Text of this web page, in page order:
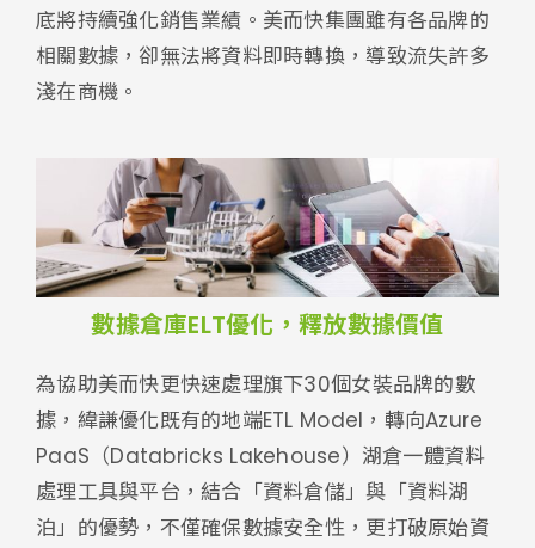
底將持續強化銷售業績。美而快集團雖有各品牌的
相關數據，卻無法將資料即時轉換，導致流失許多
淺在商機。
數據倉庫ELT優化，釋放數據價值
為協助美而快更快速處理旗下30個女裝品牌的數
據，緯謙優化既有的地端ETL Model，轉向Azure
PaaS（Databricks Lakehouse）湖倉一體資料
處理工具與平台，結合「資料倉儲」與「資料湖
泊」的優勢，不僅確保數據安全性，更打破原始資